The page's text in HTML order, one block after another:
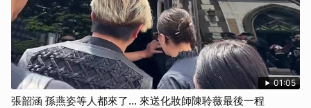
01:05
張韶涵 孫燕姿等人都來了... 來送化妝師陳聆薇最後一程